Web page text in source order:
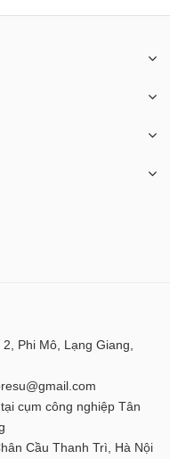
Phi Mô, Lạng Giang,
cụm công nghiệp Tân
Cầu Thanh Trì, Hà Nội